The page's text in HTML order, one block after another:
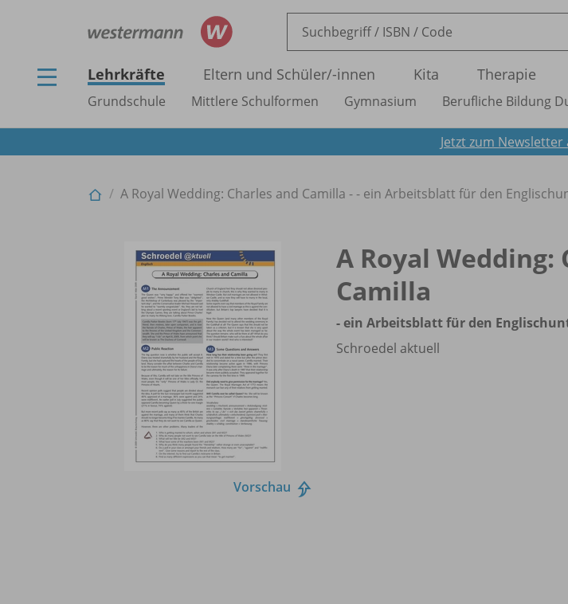
Lehrkräfte Eltern und Schüler/-innen Kita Therapie
Grundschule Mittlere Schulformen Gymnasium Berufliche Bildung
Jetzt zum
A Royal Wedding: Charles and Camilla - - ein Arbeitsblatt für den
Vorschau
A Royal Wedding:
Camilla
- ein Arbeitsblatt für den
Schroedel aktuell